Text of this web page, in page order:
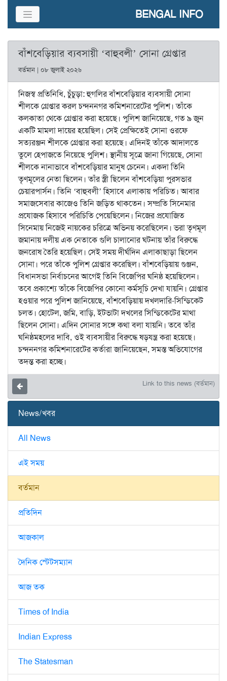
BENGAL INFO
বাঁশবেড়িয়ার ব্যবসায়ী ‘বাহুবলী’ সোনা গ্রেপ্তার
বর্তমান | ০৮ জুলাই ২০২৬
নিজস্ব প্রতিনিধি, চুঁচুড়া: হুগলির বাঁশবেড়িয়ার ব্যবসায়ী সোনা
শীলকে গ্রেপ্তার করল চন্দননগর কমিশনারেটের পুলিশ। তাঁকে
কলকাতা থেকে গ্রেপ্তার করা হয়েছে। পুলিশ জানিয়েছে, গত ৯ জুন
একটি মামলা দায়ের হয়েছিল। সেই প্রেক্ষিতেই সোনা ওরফে
সত্যরঞ্জন শীলকে গ্রেপ্তার করা হয়েছে। এদিনই তাঁকে আদালতে
তুলে হেপাজতে নিয়েছে পুলিশ। স্থানীয় সূত্রে জানা গিয়েছে, সোনা
শীলকে নানাভাবে বাঁশবেড়িয়ার মানুষ চেনেন। একদা তিনি
তৃণমূলের নেতা ছিলেন। তাঁর স্ত্রী ছিলেন বাঁশবেড়িয়া পুরসভার
চেয়ারপার্সন। তিনি ‘বাহুবলী’ হিসাবে এলাকায় পরিচিত। আবার
সমাজসেবার কাজেও তিনি জড়িত থাকতেন। সম্প্রতি সিনেমার
প্রযোজক হিসাবে পরিচিতি পেয়েছিলেন। নিজের প্রযোজিত
সিনেমায় নিজেই নায়কের চরিত্রে অভিনয় করেছিলেন। ভরা তৃণমূল
জমানায় দলীয় এক নেতাকে গুলি চালানোর ঘটনায় তাঁর বিরুদ্ধে
জনরোষ তৈরি হয়েছিল। সেই সময় দীর্ঘদিন এলাকাছাড়া ছিলেন
সোনা। পরে তাঁকে পুলিশ গ্রেপ্তার করেছিল। বাঁশবেড়িয়ায় গুঞ্জন,
বিধানসভা নির্বাচনের আগেই তিনি বিজেপির ঘনিষ্ঠ হয়েছিলেন।
তবে প্রকাশ্যে তাঁকে বিজেপির কোনো কর্মসূচি দেখা যায়নি। গ্রেপ্তার
হওয়ার পরে পুলিশ জানিয়েছে, বাঁশবেড়িয়ায় দখলদারি-সিন্ডিকেট
চলত। হোটেল, জমি, বাড়ি, ইটভাটা দখলের সিন্ডিকেটের মাথা
ছিলেন সোনা। এদিন সোনার সঙ্গে কথা বলা যায়নি। তবে তাঁর
ঘনিষ্ঠমহলের দাবি, ওই ব্যবসায়ীর বিরুদ্ধে ষড়যন্ত্র করা হয়েছে।
চন্দননগর কমিশনারেটের কর্তারা জানিয়েছেন, সমস্ত অভিযোগের
তদন্ত করা হচ্ছে।
Link to this news (বর্তমান)
News/খবর
All News
এই সময়
বর্তমান
প্রতিদিন
আজকাল
দৈনিক স্টেটসম্যান
আজ তক
Times of India
Indian Express
The Statesman